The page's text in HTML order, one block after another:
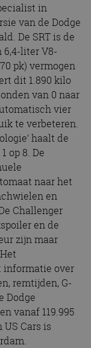
in
van de Dodge
De SRT is de
liter V8-
pk) vermogen
dit 1.890 kilo
van 0 naar
vier
te verbeteren.
haalt de
op 8. De
naar het
en
Challenger
en de
zijn maar
informatie over
remtijden, G-
Dodge
vanaf 119.995
Cars is